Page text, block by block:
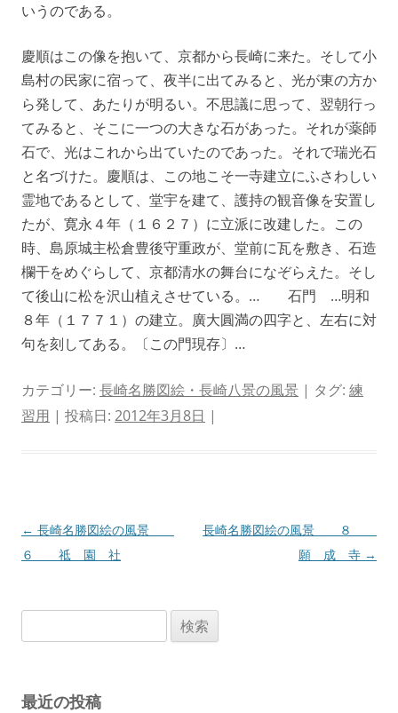
いうのである。
慶順はこの像を抱いて、京都から長崎に来た。そして小
島村の民家に宿って、夜半に出てみると、光が東の方か
ら発して、あたりが明るい。不思議に思って、翌朝行っ
てみると、そこに一つの大きな石があった。それが薬師
石で、光はこれから出ていたのであった。それで瑞光石
と名づけた。慶順は、この地こそ一寺建立にふさわしい
霊地であるとして、堂宇を建て、護持の観音像を安置し
たが、寛永４年（１６２７）に立派に改建した。この
時、島原城主松倉豊後守重政が、堂前に瓦を敷き、石造
欄干をめぐらして、京都清水の舞台になぞらえた。そし
て後山に松を沢山植えさせている。… 石門 …明和
８年（１７７１）の建立。廣大圓満の四字と、左右に対
句を刻してある。〔この門現存〕…
カテゴリー: 長崎名勝図絵・長崎八景の風景 | タグ: 練
習用 | 投稿日: 2012年3月8日 |
投
稿
ョ
← 長崎名勝図絵の風景
６ 祗 園 社
長崎名勝図絵の風景 ８
願 成 寺 →
索:
最近の投稿